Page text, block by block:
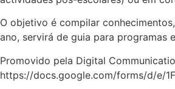
O objetivo é compilar
ano, servirá de guia para programas
Promovido pela Digital
https://docs.google.com/forms/d/e/